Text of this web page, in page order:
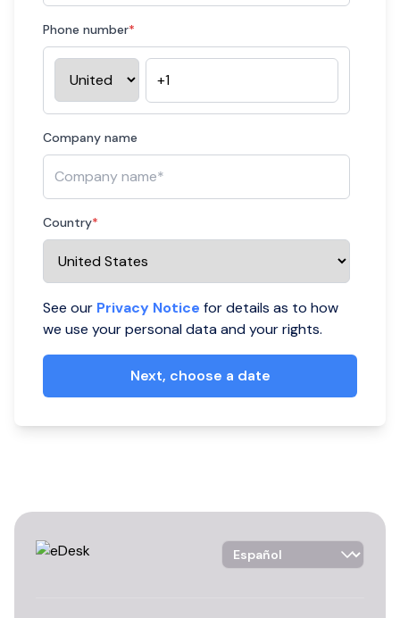
Phone number*
Company name
Country*
See our Privacy Notice for details as to how
we use your personal data and your rights.
Language Selector